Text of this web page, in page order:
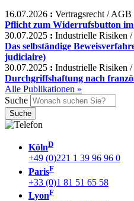
16.07.2026 : Vertragsrecht / AGB
Pflicht zum Widerrufsbutton
30.07.2025 : Industrielle Risiken
Das selbständige
judiciaire)
30.07.2025 : Industrielle Risiken
Durchgriffshaftung nach
Alle Publikationen »
Suche
KölnD
+49 (0)221 1 39 96 96 0
ParisF
+33 (0)1 81 51 65 58
LyonF